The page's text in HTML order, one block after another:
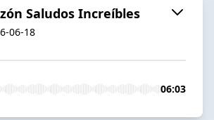
Saludos Increíbles
06-18
06:03